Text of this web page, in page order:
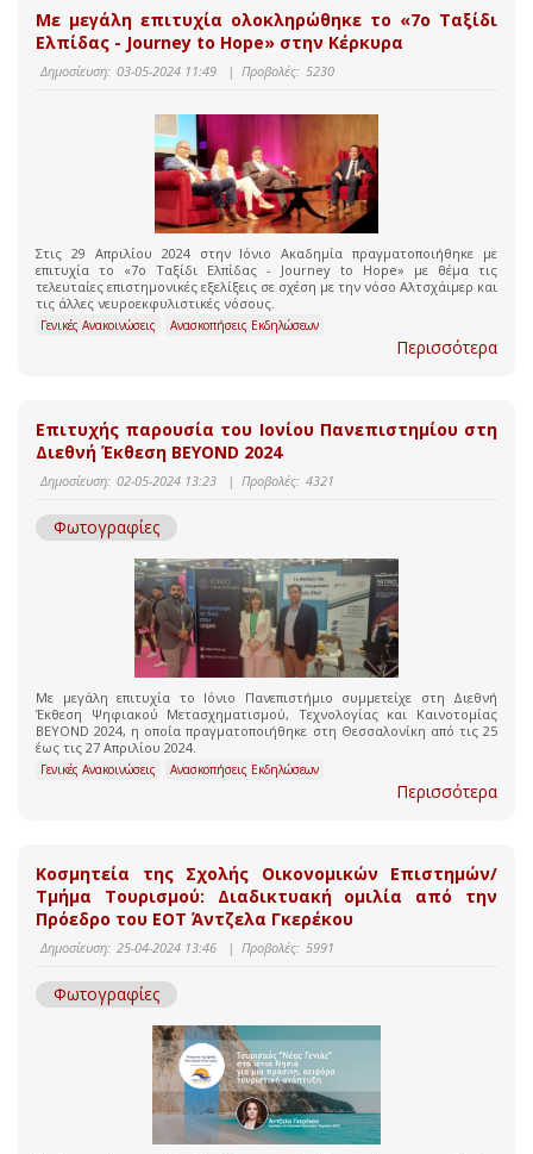
Με μεγάλη επιτυχία ολοκληρώθηκε το «7o Ταξίδι
Ελπίδας - Journey to Hope» στην Κέρκυρα
Δημοσίευση: 03-05-2024 11:49 | Προβολές: 5230
Στις 29 Απριλίου 2024 στην Ιόνιο Ακαδημία πραγματοποιήθηκε με
επιτυχία το «7ο Ταξίδι Ελπίδας - Journey to Hope» με θέμα τις
τελευταίες επιστημονικές εξελίξεις σε σχέση με την νόσο Αλτσχάιμερ και
τις άλλες νευροεκφυλιστικές νόσους.
Γενικές Ανακοινώσεις Ανασκοπήσεις Εκδηλώσεων
Περισσότερα
Επιτυχής παρουσία του Ιονίου Πανεπιστημίου στη
Διεθνή Έκθεση BEYOND 2024
Δημοσίευση: 02-05-2024 13:23 | Προβολές: 4321
Φωτογραφίες
Με μεγάλη επιτυχία το Ιόνιο Πανεπιστήμιο συμμετείχε στη Διεθνή
Έκθεση Ψηφιακού Μετασχηματισμού, Τεχνολογίας και Καινοτομίας
BEYOND 2024, η οποία πραγματοποιήθηκε στη Θεσσαλονίκη από τις 25
έως τις 27 Απριλίου 2024.
Γενικές Ανακοινώσεις Ανασκοπήσεις Εκδηλώσεων
Περισσότερα
Κοσμητεία της Σχολής Οικονομικών Επιστημών/
Τμήμα Τουρισμού: Διαδικτυακή ομιλία από την
Πρόεδρο του ΕΟΤ Άντζελα Γκερέκου
Δημοσίευση: 25-04-2024 13:46 | Προβολές: 5991
Φωτογραφίες